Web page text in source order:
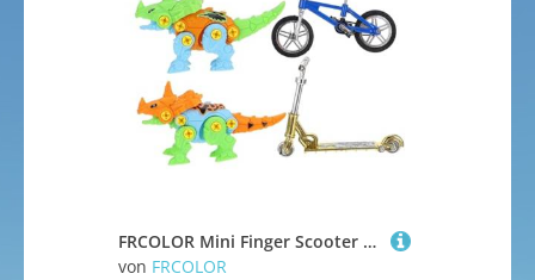
beim Stöbern, Entdecken und Spielen!
FRCOLOR Mini Finger Scooter und Fahrrad Modell Tragbares Desktop DIY Dinosaurier Leichtes Langlebiges Bike für Sammler Glatte Oberfläche Handfreundlich
von FRCOLOR